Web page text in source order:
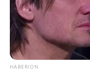
HABERION